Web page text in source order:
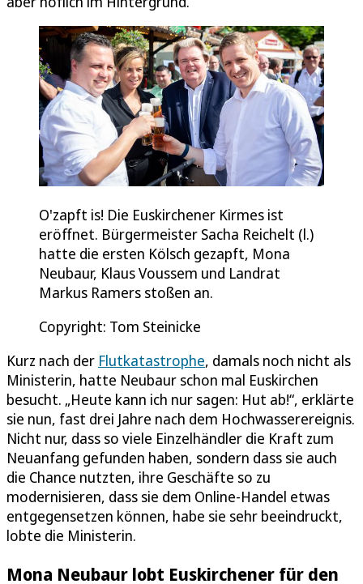
O'zapft is! Die Euskirchener Kirmes ist
eröffnet. Bürgermeister Sacha Reichelt (l.)
hatte die ersten Kölsch gezapft, Mona
Neubaur, Klaus Voussem und Landrat
Markus Ramers stoßen an.
Copyright: Tom Steinicke
Kurz nach der Flutkatastrophe, damals noch nicht als
Ministerin, hatte Neubaur schon mal Euskirchen
besucht. „Heute kann ich nur sagen: Hut ab!“, erklärte
sie nun, fast drei Jahre nach dem Hochwasserereignis.
Nicht nur, dass so viele Einzelhändler die Kraft zum
Neuanfang gefunden haben, sondern dass sie auch
die Chance nutzten, ihre Geschäfte so zu
modernisieren, dass sie dem Online-Handel etwas
entgegensetzen können, habe sie sehr beeindruckt,
lobte die Ministerin.
Mona Neubaur lobt Euskirchener für den